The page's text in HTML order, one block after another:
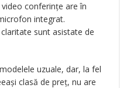
conferinţe are în
integrat.
sunt asistate de
uzuale, dar, la fel
clasă de preţ, nu are